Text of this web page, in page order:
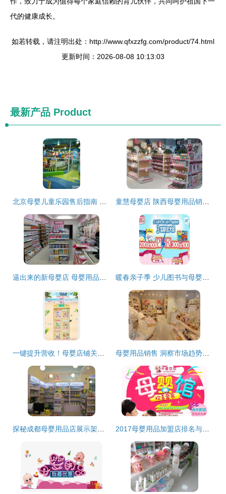
代的健康成长。
如若转载，请注明出处：http://www.qfxzzfg.com/product/74.html
更新时间：2026-08-08 10:13:03
最新产品 Product